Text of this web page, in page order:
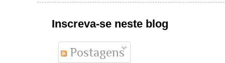
Inscreva-se neste blog
Postagens